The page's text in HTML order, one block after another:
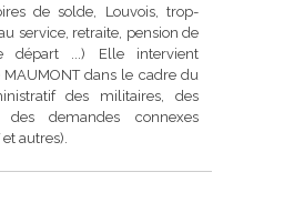
de solde, Louvois, trop-
service, retraite, pension de
départ ...) Elle intervient
dans le cadre du
des militaires, des
des demandes connexes
autres).